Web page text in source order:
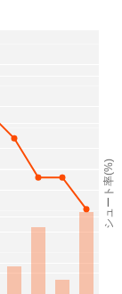
シュート率(%)